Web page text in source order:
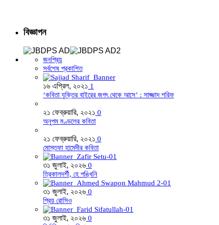
বিজ্ঞাপন
জনপ্রিয়
সর্বশেষ প্রকাশিত
১৬ এপ্রিল, ২০২১ 1
‘কবিতা যুক্তির বাইরের জগৎ থেকে আসে’ : সাজ্জাদ শরিফ
২১ ফেব্রুয়ারি, ২০২১ 0
অনুপম মণ্ডলের কবিতা
২১ ফেব্রুয়ারি, ২০২১ 0
মোস্তফা হামেদীর কবিতা
৩১ জুলাই, ২০২৬ 0
ত্রিকালদর্শী, হে পঙ্খিনি
৩১ জুলাই, ২০২৬ 0
প্রিয় রোসিও
৩১ জুলাই, ২০২৬ 0